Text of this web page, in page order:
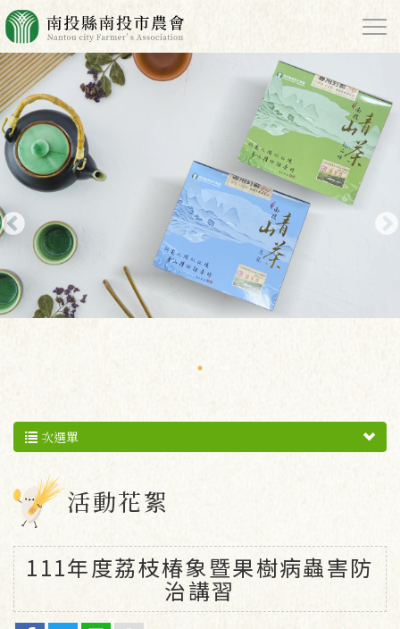
次選單
活動花絮
111年度荔枝椿象暨果樹病蟲害防
治講習